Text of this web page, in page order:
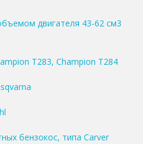
двигателя 43-62 см3
T283, Champion T284
бензокос, типа Carver